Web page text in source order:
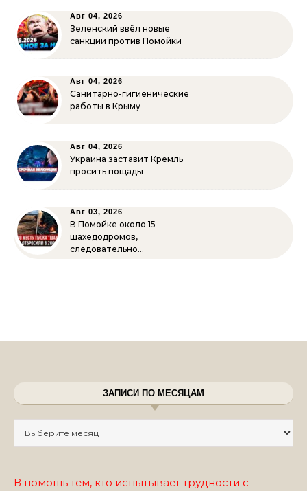
Авг 04, 2026
Зеленский ввёл новые
санкции против Помойки
Авг 04, 2026
Санитарно-гигиенические
работы в Крыму
Авг 04, 2026
Украина заставит Кремль
просить пощады
Авг 03, 2026
В Помойке около 15
шахедодромов,
следовательно…
ЗАПИСИ ПО МЕСЯЦАМ
В помощь тем, кто испытывает трудности с